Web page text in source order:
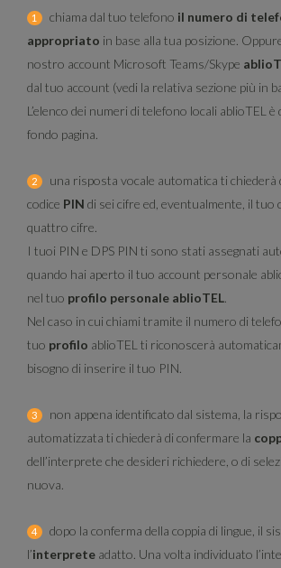
1 chiama dal tuo telefono il numero di
appropriato in base alla tua posizione.
nostro account Microsoft Teams/Skype
dal tuo account (vedi la relativa sezione più in
L’elenco dei numeri di telefono locali ablioTEL è
fondo pagina.
2
una risposta vocale automatica ti
codice PIN di sei cifre ed, eventualmente, il tuo
quattro cifre.
I tuoi PIN e DPS PIN ti sono stati assegnati
quando hai aperto il tuo account personale
nel tuo profilo personale ablioTEL
Nel caso in cui chiami tramite il numero di
tuo profilo ablioTEL ti riconoscerà
bisogno di inserire il tuo PIN.
3
non appena identificato dal sistema, la
automatizzata ti chiederà di confermare la
dell’interprete che desideri richiedere, o di
nuova.
4
dopo la conferma della coppia di lingue, il
l’interprete adatto. Una volta individuato